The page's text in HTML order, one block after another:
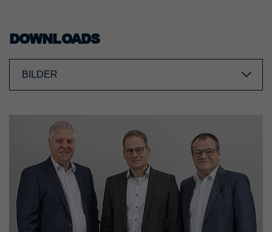
DOWNLOADS
BILDER